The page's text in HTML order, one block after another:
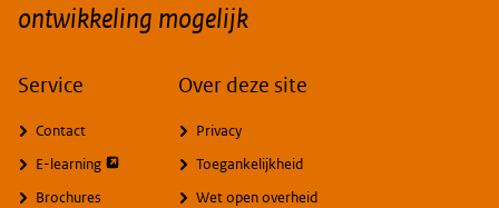
ontwikkeling mogelijk
Service
Contact
E-learning opent externe pagina
Brochures
Over deze site
Privacy
Toegankelijkheid
Wet open overheid